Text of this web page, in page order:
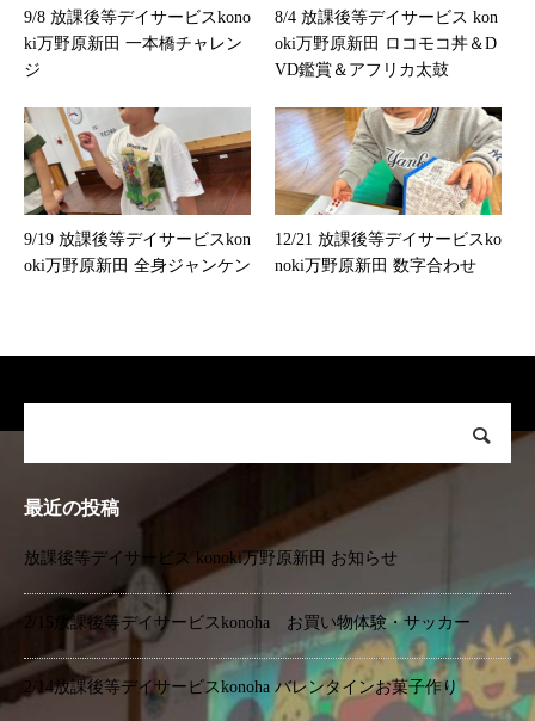
9/8 放課後等デイサービスkono
ki万野原新田 一本橋チャレン
ジ
8/4 放課後等デイサービス kon
oki万野原新田 ロコモコ丼＆D
VD鑑賞＆アフリカ太鼓
9/19 放課後等デイサービスkon
oki万野原新田 全身ジャンケン
12/21 放課後等デイサービスko
noki万野原新田 数字合わせ
最近の投稿
放課後等デイサービス konoki万野原新田 お知らせ
2/15放課後等デイサービスkonoha お買い物体験・サッカー
2/14放課後等デイサービスkonoha バレンタインお菓子作り